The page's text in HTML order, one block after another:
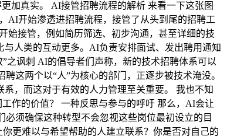
加真实。 AI接管招聘流程的解析 来看一下这张图
AI开始渗透进招聘流程，接管了从头到尾的招聘工
始接管，例如简历筛选、初步沟通，甚至详细的技
人类的互动更多。AI负责安排面试、发出聘用通知
之讽刺 AI的倡导者们声称，新的技术招聘体系可以
这两个以“人”为核心的部门，正逐步被技术淹没。
，而这对于有效的人力管理至关重要。 我也不知
作的价值？ 一种反思与参与的呼吁 那么，AI会让
须确保这种转型不会忽视这些岗位最初设立的目
更难以与希望帮助的人建立联系？你是否对自己的